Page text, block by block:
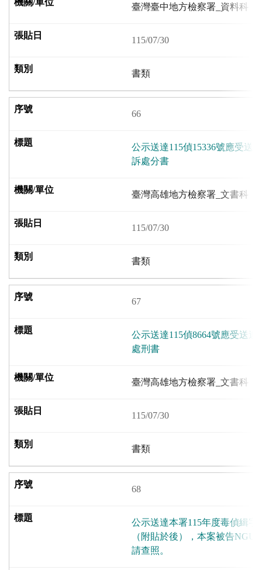
臺灣臺中地方檢察署_資料科
115/07/30
書類
66
公示送達115偵15336號應受送
訴處分書
臺灣高雄地方檢察署_文書科
115/07/30
書類
67
公示送達115偵8664號應受送
處刑書
臺灣高雄地方檢察署_文書科
115/07/30
書類
68
公示送達本署115年度毒偵緝字
（附貼於後），本案被告
請查照。